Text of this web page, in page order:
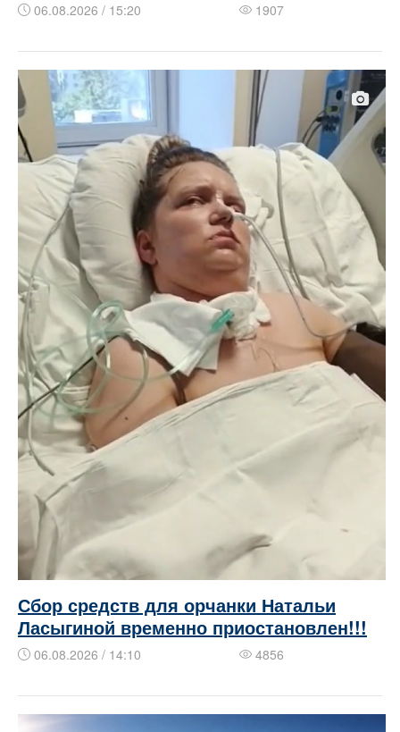
06.08.2026 / 15:20 1907
Сбор средств для орчанки Натальи
Ласыгиной временно приостановлен!!!
06.08.2026 / 14:10 4856